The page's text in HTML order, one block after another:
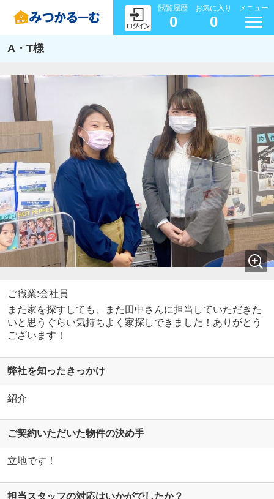
閲覧履歴
0
お気に入り
0
メニュー
A・T様
ご職業:会社員
また家を探すしても、また田中さんに担当していただきた
いと思うぐらい気持ちよく家探しできました！ありがとう
ございます！
弊社を知ったきっかけ
紹介
ご契約いただいた物件の決め手
立地です！
担当スタッフの対応はいかがでしたか？